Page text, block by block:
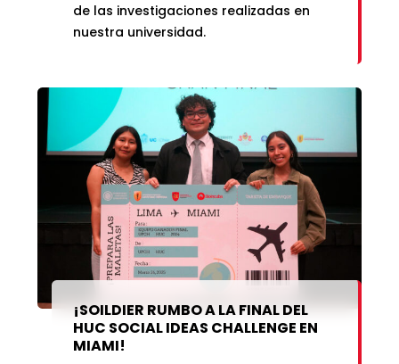
de las investigaciones realizadas en
nuestra universidad.
¡SOILDIER RUMBO A LA FINAL DEL
HUC SOCIAL IDEAS CHALLENGE EN
MIAMI!